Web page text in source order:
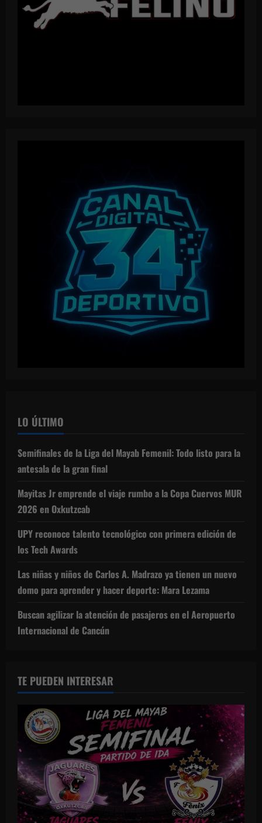
LO ÚLTIMO
Semifinales de la Liga del Mayab Femenil: Todo listo para la
antesala de la gran final
Mayitas Jr emprende el viaje rumbo a la Copa Cuervos MUR
2026 en Oxkutzcab
UPY reconoce talento tecnológico con primera edición de
los Tech Awards
Las niñas y niños de Carlos A. Madrazo ya tienen un nuevo
domo para aprender y hacer deporte: Mara Lezama
Buscan agilizar la atención de pasajeros en el Aeropuerto
Internacional de Cancún
TE PUEDEN INTERESAR